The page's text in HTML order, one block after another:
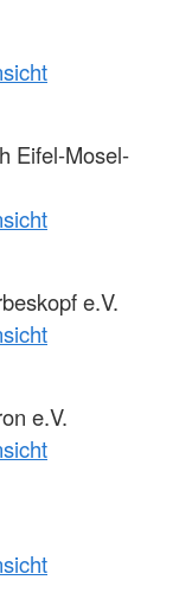
Eifel-Mosel-
e.V.
e.V.